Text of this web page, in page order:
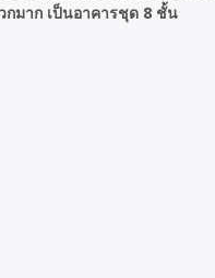
กมาก เป็นอาคารชุด 8 ชั้น